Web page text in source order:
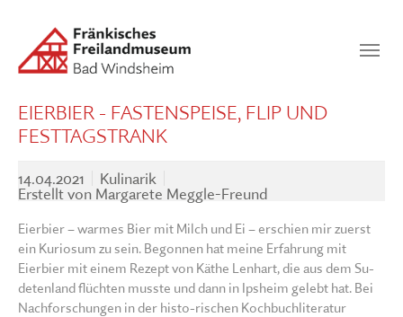
SUCHEN
EIERBIER - FASTENSPEISE, FLIP UND
FESTTAGSTRANK
14.04.2021
Kulinarik
Erstellt von Margarete Meggle-Freund
Eierbier – warmes Bier mit Milch und Ei – erschien mir zuerst
ein Kuriosum zu sein. Begonnen hat meine Erfahrung mit
Eierbier mit einem Rezept von Käthe Lenhart, die aus dem Su-
detenland flüchten musste und dann in Ipsheim gelebt hat. Bei
Nachforschungen in der histo-rischen Kochbuchliteratur